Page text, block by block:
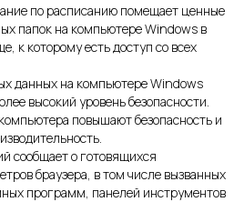
по расписанию помещает ценные
папок на компьютере Windows в
к которому есть доступ со всех
данных на компьютере Windows
высокий уровень безопасности.
повышают безопасность и
сообщает о готовящихся
браузера, в том числе вызванных
программ, панелей инструментов